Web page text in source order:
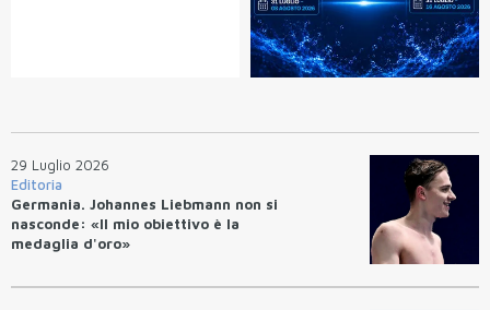
29 Luglio 2026
Editoria
Germania. Johannes Liebmann non si
nasconde: «Il mio obiettivo è la
medaglia d'oro»